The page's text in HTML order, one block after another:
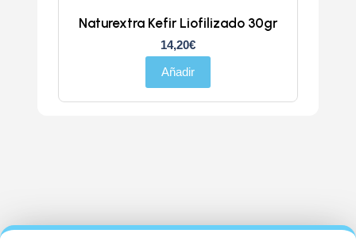
Naturextra Kefir Liofilizado 30gr
14,20€
Añadir